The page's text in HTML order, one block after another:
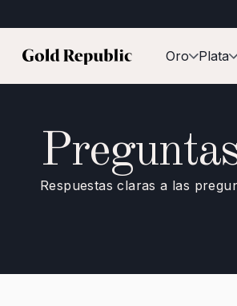
Oro Plata
Respuestas claras a las